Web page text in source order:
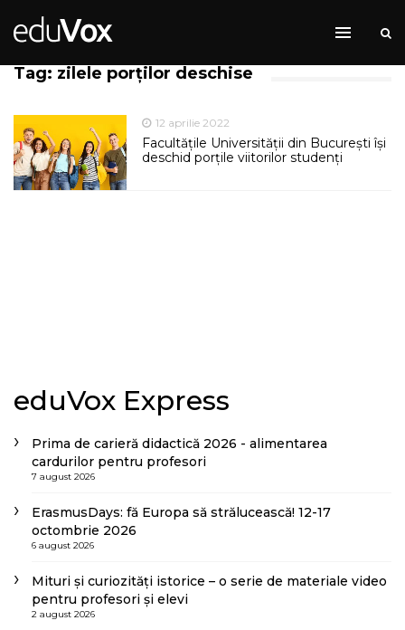
Tag: zilele porților deschise
12 aprilie 2022
Facultățile Universității din București își
deschid porțile viitorilor studenți
eduVox Express
Prima de carieră didactică 2026 - alimentarea
cardurilor pentru profesori
7 august 2026
ErasmusDays: fă Europa să strălucească! 12-17
octombrie 2026
6 august 2026
Mituri și curiozități istorice – o serie de materiale video
pentru profesori și elevi
2 august 2026